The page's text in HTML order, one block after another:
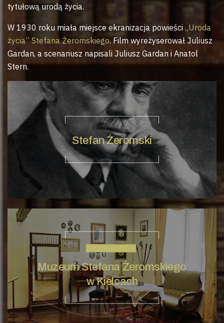
tytułową urodą życia.
W 1930 roku miała miejsce ekranizacja powieści „Uroda
życia” Stefana Żeromskiego. Film wyreżyserował Juliusz
Gardan, a scenariusz napisali Juliusz Gardan i Anatol
Stern.
Stefan Żeromski
Muzeum Stefana Żeromskiego
w Kielcach